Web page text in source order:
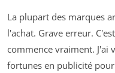
La plupart des marques
l'achat. Grave erreur.
commence vraiment. J'ai
fortunes en publicité